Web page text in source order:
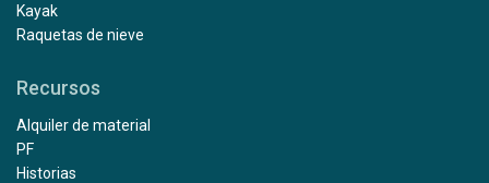
Kayak
Raquetas de nieve
Recursos
Alquiler de material
PF
Historias